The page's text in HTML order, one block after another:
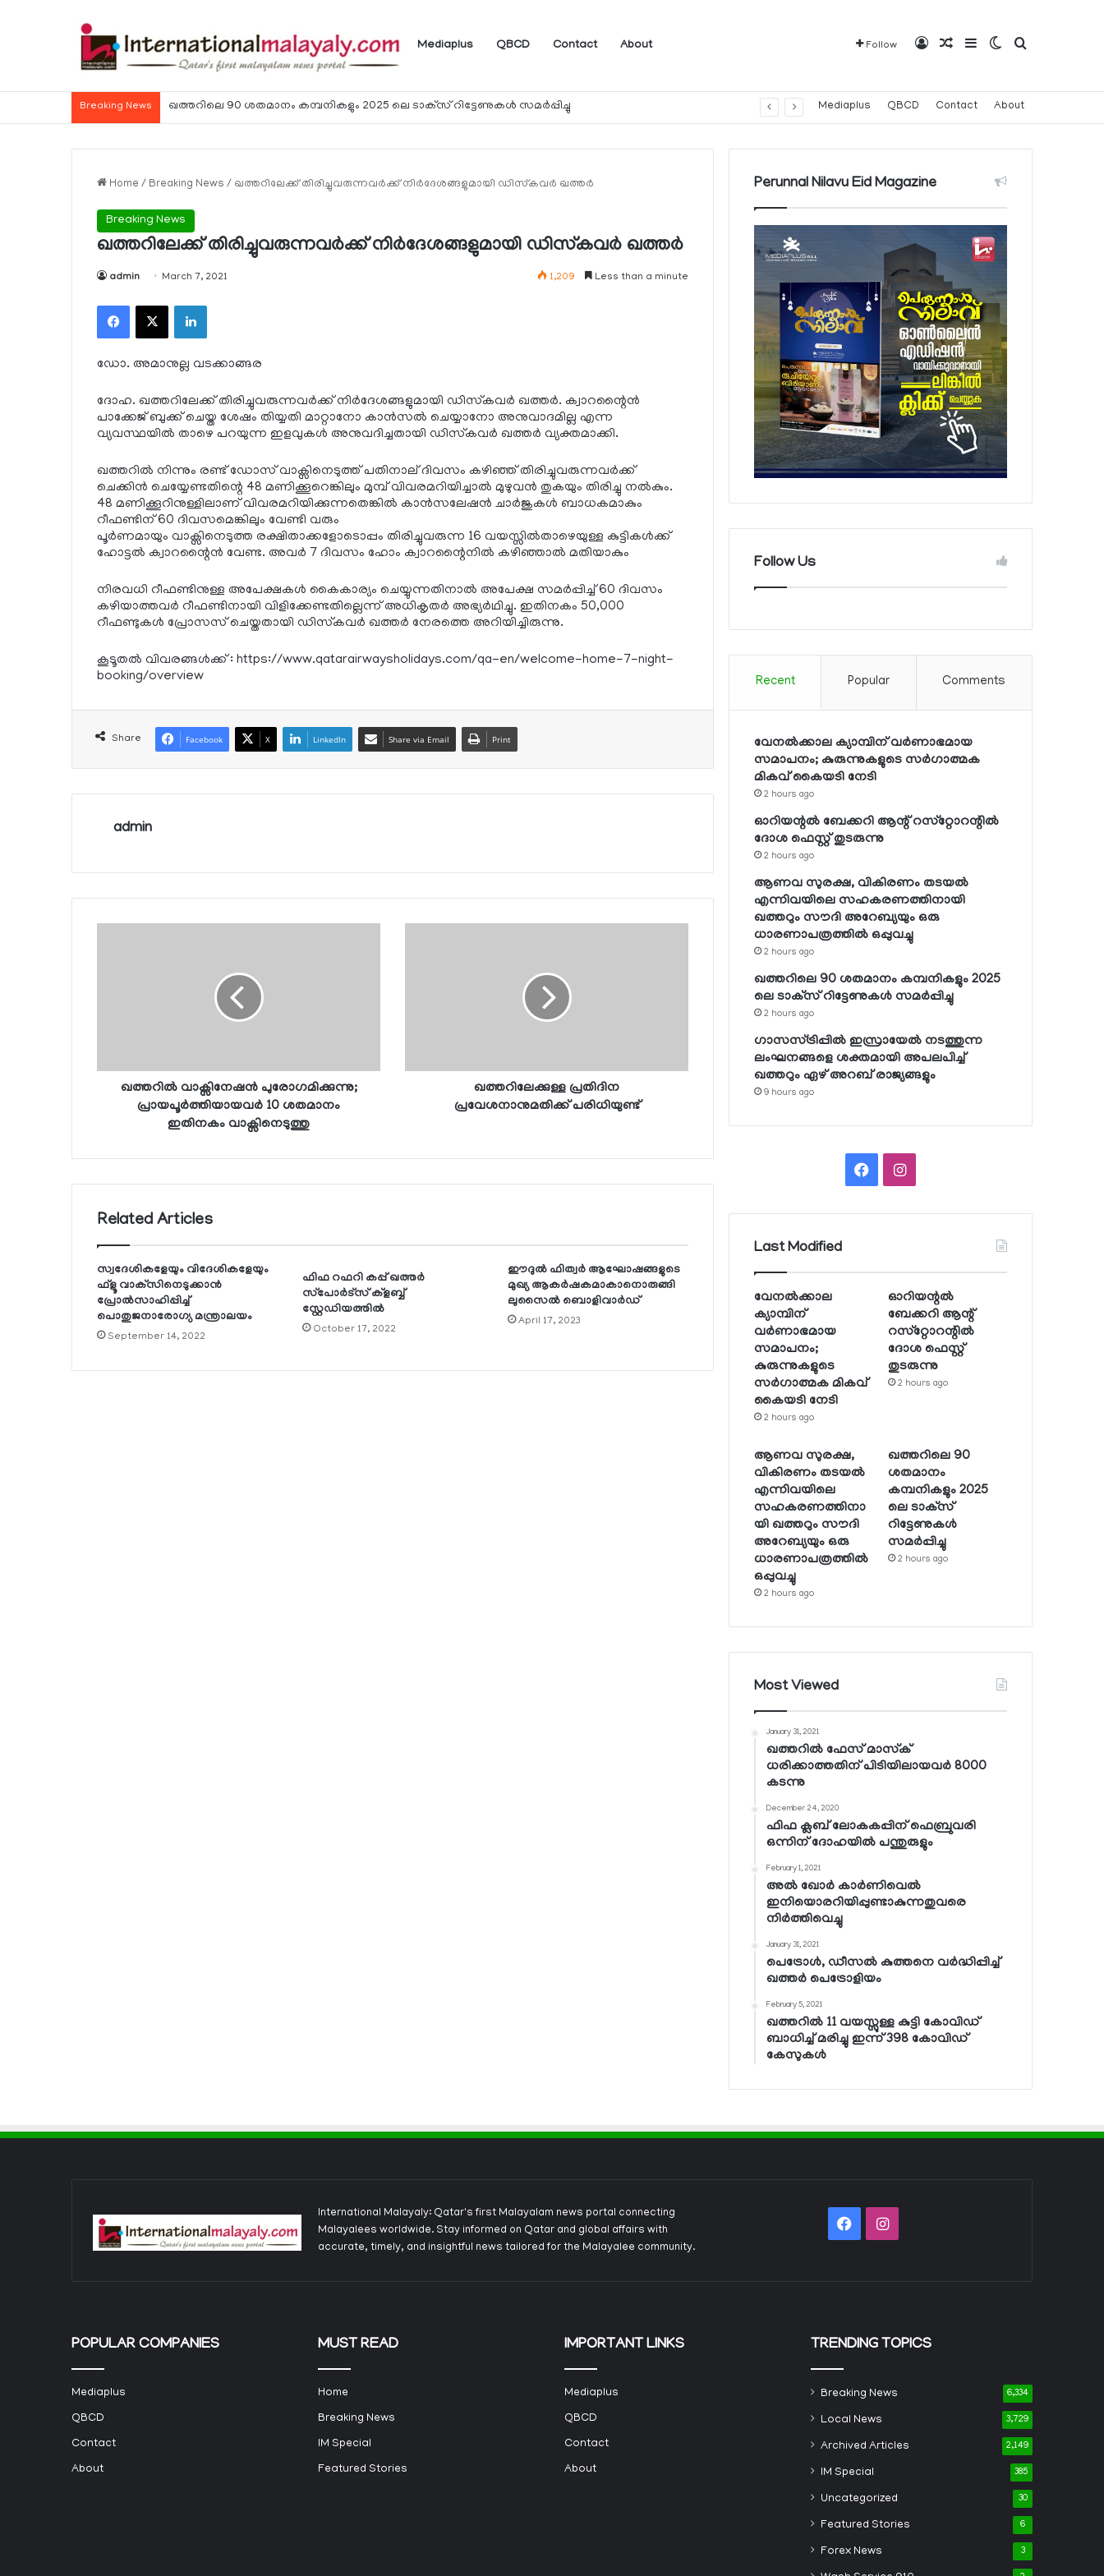
Mediaplus QBCD Contact About Follow Log InRandom Article
SidebarSwitch skin
Search for
Breaking News ഹോര്‍മുസ് കടലിടുക്ക് ഉടന്‍ തുറന്നേക്കും Mediaplus QBCD Contact About
Home / Breaking News / ഖത്തറിലേക്ക് തിരിച്ചുവരുന്നവര്‍ക്ക് നിര്‍ദേശങ്ങളുമായി ഡിസ്‌കവര്‍ ഖത്തര്‍
Breaking News
ഖത്തറിലേക്ക് തിരിച്ചുവരുന്നവര്‍ക്ക് നിര്‍ദേശങ്ങളുമായി ഡിസ്‌കവര്‍ ഖത്തര്‍
admin March 7, 2021 1,209 Less than a minute
Facebook
X LinkedIn
ഡോ. അമാനുല്ല വടക്കാങ്ങര
ദോഹ. ഖത്തറിലേക്ക് തിരിച്ചുവരുന്നവര്‍ക്ക് നിര്‍ദേശങ്ങളുമായി ഡിസ്‌കവര്‍ ഖത്തര്‍. ക്വാറന്റൈന്‍
പാക്കേജ് ബുക്ക് ചെയ്ത ശേഷം തിയ്യതി മാറ്റാനോ കാന്‍സല്‍ ചെയ്യാനോ അനുവാദമില്ല എന്ന
വ്യവസ്ഥയില്‍ താഴെ പറയുന്ന ഇളവുകള്‍ അനുവദിച്ചതായി ഡിസ്‌കവര്‍ ഖത്തര്‍ വ്യക്തമാക്കി.
ഖത്തറില്‍ നിന്നും രണ്ട് ഡോസ് വാക്സിനെടുത്ത് പതിനാല് ദിവസം കഴിഞ്ഞ് തിരിച്ചുവരുന്നവര്‍ക്ക്
ചെക്കിന്‍ ചെയ്യേണ്ടതിന്റെ 48 മണിക്കൂറെങ്കിലും മുമ്പ് വിവരമറിയിച്ചാല്‍ മുഴുവന്‍ തുകയും തിരിച്ചു നല്‍കും.
48 മണിക്കൂറിനുള്ളിലാണ് വിവരമറിയിക്കുന്നതെങ്കില്‍ കാന്‍സലേഷന്‍ ചാര്‍ജുകള്‍ ബാധകമാകും
റീഫണ്ടിന് 60 ദിവസമെങ്കിലും വേണ്ടി വരും
പൂര്‍ണമായും വാക്സിനെടുത്ത രക്ഷിതാക്കളോടൊപ്പം തിരിച്ചുവരുന്ന 16 വയസ്സില്‍താഴെയുള്ള കുട്ടികള്‍ക്ക്
ഹോട്ടല്‍ ക്വാറന്റൈന്‍ വേണ്ട. അവര്‍ 7 ദിവസം ഹോം ക്വാറന്റൈനില്‍ കഴിഞ്ഞാല്‍ മതിയാകും
നിരവധി റീഫണ്ടിനുള്ള അപേക്ഷകള്‍ കൈകാര്യം ചെയ്യുന്നതിനാല്‍ അപേക്ഷ സമര്‍പ്പിച്ച് 60 ദിവസം
കഴിയാത്തവര്‍ റീഫണ്ടിനായി വിളിക്കേണ്ടതില്ലെന്ന് അധികൃതര്‍ അഭ്യര്‍ഥിച്ചു. ഇതിനകം 50,000
റീഫണ്ടുകള്‍ പ്രോസസ് ചെയ്തതായി ഡിസ്‌കവര്‍ ഖത്തര്‍ നേരത്തെ അറിയിച്ചിരുന്നു.
കൂടൂതല്‍ വിവരങ്ങള്‍ക്ക് : https://www.qatarairwaysholidays.com/qa-en/welcome-home-7-night-
booking/overview
Share Facebook X LinkedIn Share via Email Print
admin
ഖത്തറില്‍ വാക്സിനേഷന്‍ പുരോഗമിക്കുന്നു;
പ്രായപൂര്‍ത്തിയായവര്‍ 10 ശതമാനം
ഇതിനകം വാക്സിനെടുത്തു
ഖത്തറിലേക്കുള്ള പ്രതിദിന
പ്രവേശനാനുമതിക്ക് പരിധിയുണ്ട്
Related Articles
സ്വദേശികളേയും വിദേശികളേയും
ഫ്‌ളൂ വാക്‌സിനെടുക്കാന്‍
പ്രോല്‍സാഹിപ്പിച്ച്
പൊതുജനാരോഗ്യ മന്ത്രാലയം
September 14, 2022
ഫിഫ റഫറി കപ്പ് ഖത്തര്‍
സ്‌പോര്‍ട്‌സ് ക്‌ളബ്ബ്
സ്റ്റേഡിയത്തില്‍
October 17, 2022
ഈദുല്‍ ഫിത്വര്‍ ആഘോഷങ്ങളുടെ
മുഖ്യ ആകര്‍ഷകമാകാനൊരുങ്ങി
ലുസൈല്‍ ബൊളിവാര്‍ഡ്
April 17, 2023
Perunnal Nilavu Eid Magazine
Follow Us
Recent Popular Comments
വേനല്‍ക്കാല ക്യാമ്പിന് വര്‍ണാഭമായ
സമാപനം; കുരുന്നുകളുടെ സര്‍ഗാത്മക
മികവ് കൈയടി നേടി
2 hours ago
ഓറിയന്റല്‍ ബേക്കറി ആന്റ് റസ്‌റ്റോറന്റില്‍
ദോശ ഫെസ്റ്റ് തുടരുന്നു
2 hours ago
ആണവ സുരക്ഷ, വികിരണം തടയല്‍
എന്നിവയിലെ സഹകരണത്തിനായി
ഖത്തറും സൗദി അറേബ്യയും ഒരു
ധാരണാപത്രത്തില്‍ ഒപ്പുവച്ചു
2 hours ago
ഖത്തറിലെ 90 ശതമാനം കമ്പനികളും 2025
ലെ ടാക്‌സ് റിട്ടേണുകള്‍ സമര്‍പ്പിച്ചു
2 hours ago
ഗാസസ്ട്രിപ്പില്‍ ഇസ്രായേല്‍ നടത്തുന്ന
ലംഘനങ്ങളെ ശക്തമായി അപലപിച്ച്
ഖത്തറും ഏഴ് അറബ് രാജ്യങ്ങളും
9 hours ago
FacebookInstagram
Last Modified
വേനല്‍ക്കാല
ക്യാമ്പിന്
വര്‍ണാഭമായ
സമാപനം;
കുരുന്നുകളുടെ
സര്‍ഗാത്മക മികവ്
കൈയടി നേടി
2 hours ago
ഓറിയന്റല്‍
ബേക്കറി ആന്റ്
റസ്‌റ്റോറന്റില്‍
ദോശ ഫെസ്റ്റ്
തുടരുന്നു
2 hours ago
ആണവ സുരക്ഷ,
വികിരണം തടയല്‍
എന്നിവയിലെ
സഹകരണത്തിനാ
യി ഖത്തറും സൗദി
അറേബ്യയും ഒരു
ധാരണാപത്രത്തില്‍
ഒപ്പുവച്ചു
2 hours ago
ഖത്തറിലെ 90
ശതമാനം
കമ്പനികളും 2025
ലെ ടാക്‌സ്
റിട്ടേണുകള്‍
സമര്‍പ്പിച്ചു
2 hours ago
Most Viewed
January 31, 2021
ഖത്തറില്‍ ഫേസ് മാസ്‌ക്
ധരിക്കാത്തതിന് പിടിയിലായവര്‍ 8000
കടന്നു
December 24, 2020
ഫിഫ ക്ലബ് ലോകകപ്പിന് ഫെബ്രുവരി
ഒന്നിന് ദോഹയില്‍ പന്തുരുളും
February 1, 2021
അല്‍ ഖോര്‍ കാര്‍ണിവെല്‍
ഇനിയൊരറിയിപ്പുണ്ടാകുന്നതുവരെ
നിര്‍ത്തിവെച്ചു
January 31, 2021
പെട്രോള്‍, ഡീസല്‍ കുത്തനെ വര്‍ദ്ധിപ്പിച്ച്
ഖത്തര്‍ പെട്രോളിയം
February 5, 2021
ഖത്തറില്‍ 11 വയസ്സുള്ള കുട്ടി കോവിഡ്
ബാധിച്ച് മരിച്ചു ഇന്ന് 398 കോവിഡ്
കേസുകള്‍
International Malayaly: Qatar's first Malayalam news portal connecting
Malayalees worldwide. Stay informed on Qatar and global affairs with
accurate, timely, and insightful news tailored for the Malayalee community.
FacebookInstagram
POPULAR COMPANIES
Mediaplus
QBCD
Contact
About
MUST READ
Home
Breaking News
IM Special
Featured Stories
IMPORTANT LINKS
Mediaplus
QBCD
Contact
About
TRENDING TOPICS
Breaking News 6,334
Local News 3,729
Archived Articles 2,149
IM Special 385
Uncategorized 30
Featured Stories 6
Forex News 3